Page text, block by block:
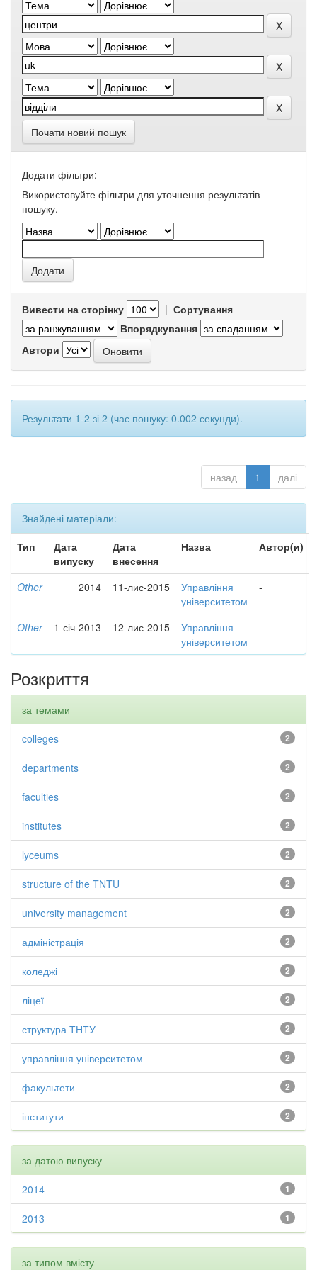
Почати новий пошук
Додати фільтри:
Використовуйте фільтри для уточнення результатів
пошуку.
Вивести на сторінку | Сортування
Впорядкування
Автори
Результати 1-2 зі 2 (час пошуку: 0.002 секунди).
назад 1 далі
Знайдені матеріали:
Тип
Дата
випуску
Дата
внесення
Назва Автор(и)
Other 2014 11-лис-2015
Управління
університетом
-
Other 1-січ-2013 12-лис-2015
Управління
університетом
-
Розкриття
за темами
2
colleges
2
departments
2
faculties
2
institutes
2
lyceums
2
structure of the TNTU
2
university management
2
адміністрація
2
коледжі
2
ліцеї
2
структура ТНТУ
2
управління університетом
2
факультети
2
інститути
за датою випуску
1
2014
1
2013
за типом вмісту